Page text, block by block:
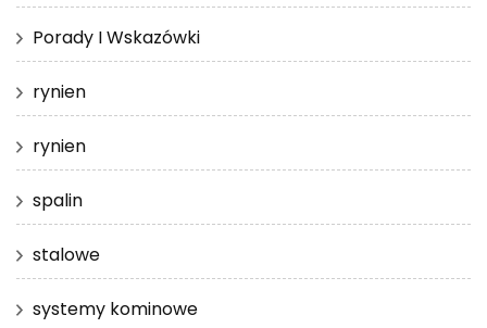
Porady I Wskazówki
rynien
rynien
spalin
stalowe
systemy kominowe